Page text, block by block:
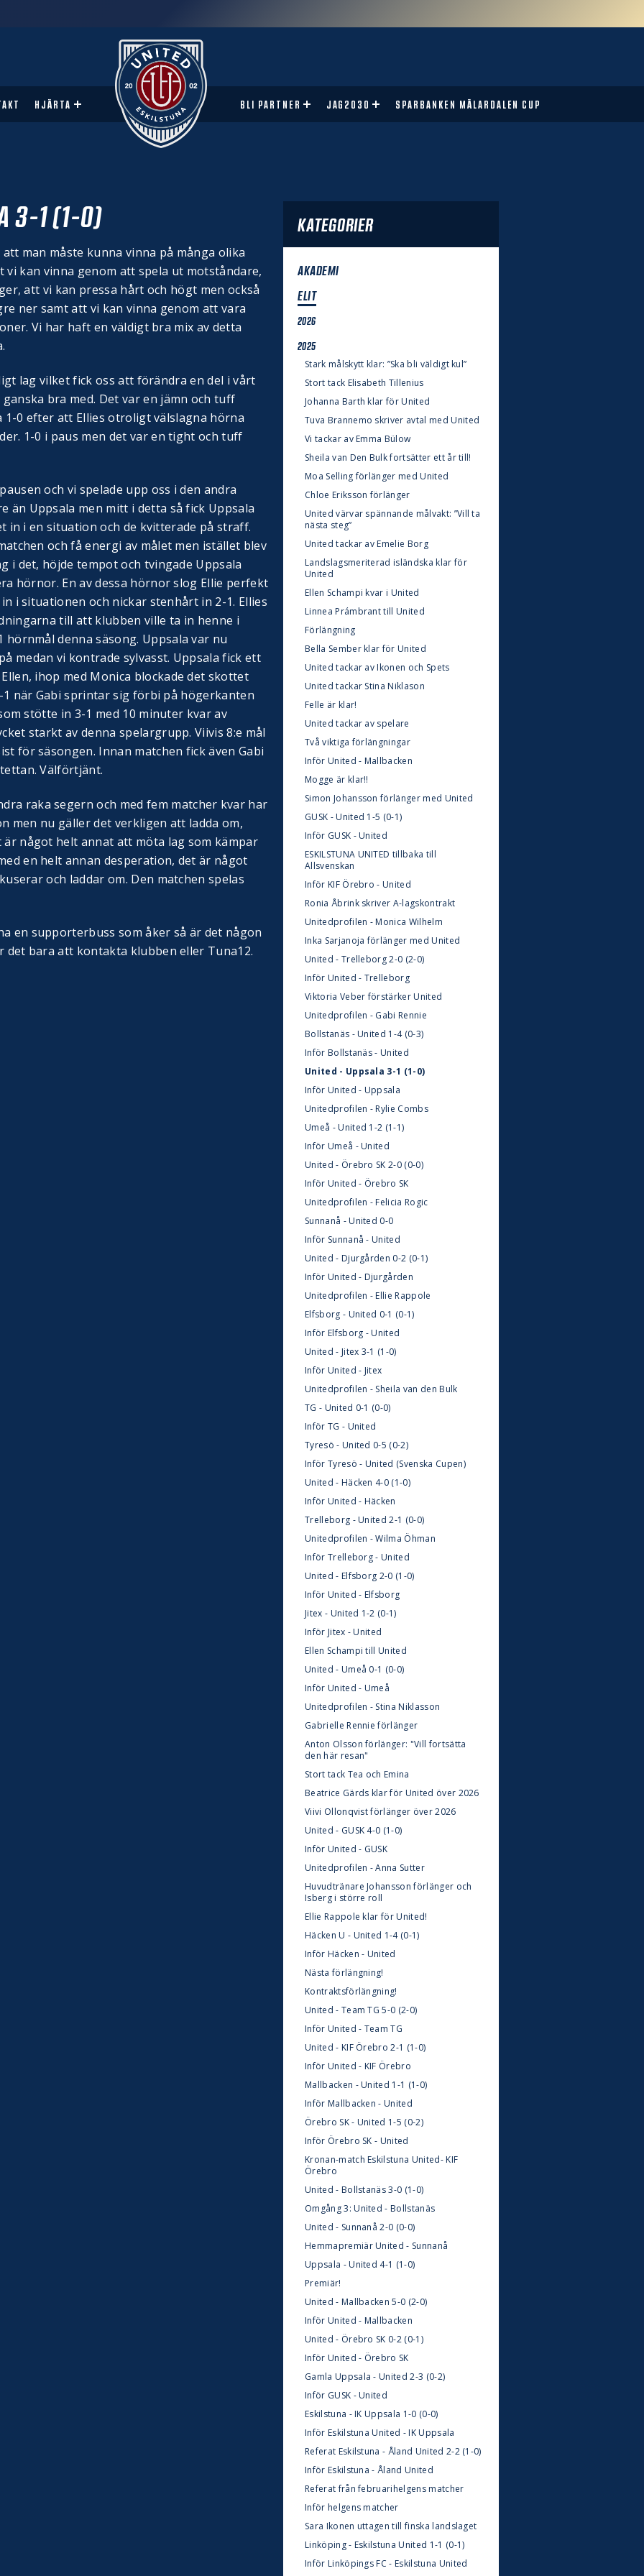
HJÄRTA BLI PARTNER JAG2030 SPARBANKEN MÄLARDALEN CUP
3-1 (1-0)
man måste kunna vinna på många olika
kan vinna genom att spela ut motståndare,
att vi kan pressa hårt och högt men också
ner samt att vi kan vinna genom att vara
Vi har haft en väldigt bra mix av detta
lag vilket fick oss att förändra en del i vårt
bra med. Det var en jämn och tuff
0 efter att Ellies otroligt välslagna hörna
1-0 i paus men det var en tight och tuff
och vi spelade upp oss i den andra
än Uppsala men mitt i detta så fick Uppsala
in i en situation och de kvitterade på straff.
och få energi av målet men istället blev
i det, höjde tempot och tvingade Uppsala
hörnor. En av dessa hörnor slog Ellie perfekt
i situationen och nickar stenhårt in 2-1. Ellies
till att klubben ville ta in henne i
denna säsong. Uppsala var nu
medan vi kontrade sylvasst. Uppsala fick ett
ihop med Monica blockade det skottet
när Gabi sprintar sig förbi på högerkanten
stötte in 3-1 med 10 minuter kvar av
starkt av denna spelargrupp. Viivis 8:e mål
för säsongen. Innan matchen fick även Gabi
Välförtjänt.
raka segern och med fem matcher kvar har
men nu gäller det verkligen att ladda om,
något helt annat att möta lag som kämpar
en helt annan desperation, det är något
och laddar om. Den matchen spelas
en supporterbuss som åker så är det någon
det bara att kontakta klubben eller Tuna12.
KATEGORIER
AKADEMI
ELIT
2026
2025
Stark målskytt klar: ”Ska bli väldigt kul”
Stort tack Elisabeth Tillenius
Johanna Barth klar för United
Tuva Brannemo skriver avtal med United
Vi tackar av Emma Bülow
Sheila van Den Bulk fortsätter ett år till!
Moa Selling förlänger med United
Chloe Eriksson förlänger
United värvar spännande målvakt: ”Vill ta
nästa steg”
United tackar av Emelie Borg
Landslagsmeriterad isländska klar för
United
Ellen Schampi kvar i United
Linnea Prámbrant till United
Förlängning
Bella Sember klar för United
United tackar av Ikonen och Spets
United tackar Stina Niklason
Felle är klar!
United tackar av spelare
Två viktiga förlängningar
Inför United - Mallbacken
Mogge är klar!!
Simon Johansson förlänger med United
GUSK - United 1-5 (0-1)
Inför GUSK - United
ESKILSTUNA UNITED tillbaka till
Allsvenskan
Inför KIF Örebro - United
Ronia Åbrink skriver A-lagskontrakt
Unitedprofilen - Monica Wilhelm
Inka Sarjanoja förlänger med United
United - Trelleborg 2-0 (2-0)
Inför United - Trelleborg
Viktoria Veber förstärker United
Unitedprofilen - Gabi Rennie
Bollstanäs - United 1-4 (0-3)
Inför Bollstanäs - United
United - Uppsala 3-1 (1-0)
Inför United - Uppsala
Unitedprofilen - Rylie Combs
Umeå - United 1-2 (1-1)
Inför Umeå - United
United - Örebro SK 2-0 (0-0)
Inför United - Örebro SK
Unitedprofilen - Felicia Rogic
Sunnanå - United 0-0
Inför Sunnanå - United
United - Djurgården 0-2 (0-1)
Inför United - Djurgården
Unitedprofilen - Ellie Rappole
Elfsborg - United 0-1 (0-1)
Inför Elfsborg - United
United - Jitex 3-1 (1-0)
Inför United - Jitex
Unitedprofilen - Sheila van den Bulk
TG - United 0-1 (0-0)
Inför TG - United
Tyresö - United 0-5 (0-2)
Inför Tyresö - United (Svenska Cupen)
United - Häcken 4-0 (1-0)
Inför United - Häcken
Trelleborg - United 2-1 (0-0)
Unitedprofilen - Wilma Öhman
Inför Trelleborg - United
United - Elfsborg 2-0 (1-0)
Inför United - Elfsborg
Jitex - United 1-2 (0-1)
Inför Jitex - United
Ellen Schampi till United
United - Umeå 0-1 (0-0)
Inför United - Umeå
Unitedprofilen - Stina Niklasson
Gabrielle Rennie förlänger
Anton Olsson förlänger: "Vill fortsätta
den här resan"
Stort tack Tea och Emina
Beatrice Gärds klar för United över 2026
Viivi Ollonqvist förlänger över 2026
United - GUSK 4-0 (1-0)
Inför United - GUSK
Unitedprofilen - Anna Sutter
Huvudtränare Johansson förlänger och
Isberg i större roll
Ellie Rappole klar för United!
Häcken U - United 1-4 (0-1)
Inför Häcken - United
Nästa förlängning!
Kontraktsförlängning!
United - Team TG 5-0 (2-0)
Inför United - Team TG
United - KIF Örebro 2-1 (1-0)
Inför United - KIF Örebro
Mallbacken - United 1-1 (1-0)
Inför Mallbacken - United
Örebro SK - United 1-5 (0-2)
Inför Örebro SK - United
Kronan-match Eskilstuna United- KIF
Örebro
United - Bollstanäs 3-0 (1-0)
Omgång 3: United - Bollstanäs
United - Sunnanå 2-0 (0-0)
Hemmapremiär United - Sunnanå
Uppsala - United 4-1 (1-0)
Premiär!
United - Mallbacken 5-0 (2-0)
Inför United - Mallbacken
United - Örebro SK 0-2 (0-1)
Inför United - Örebro SK
Gamla Uppsala - United 2-3 (0-2)
Inför GUSK - United
Eskilstuna - IK Uppsala 1-0 (0-0)
Inför Eskilstuna United - IK Uppsala
Referat Eskilstuna - Åland United 2-2 (1-0)
Inför Eskilstuna - Åland United
Referat från februarihelgens matcher
Inför helgens matcher
Sara Ikonen uttagen till finska landslaget
Linköping - Eskilstuna United 1-1 (0-1)
Inför Linköpings FC - Eskilstuna United